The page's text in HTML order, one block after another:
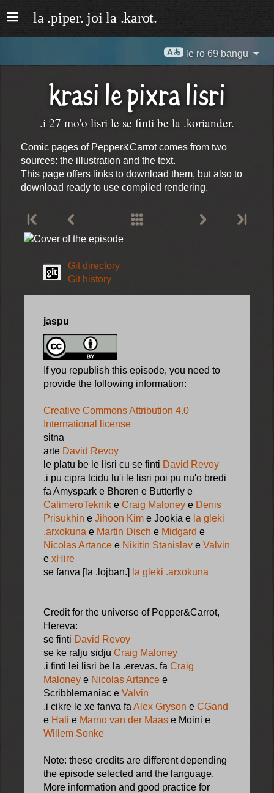
le ro 69 bangu
krasi le pixra lisri
.i 27 mo'o lisri le se finti be la .koriander.
Comic pages of Pepper&Carrot comes from two
sources: the illustration and the text.
This page offers links to download them, but also to
download ready to use compiled rendering.
Git directory
Git history
jaspu
If you republish this episode, you need to
provide the following information:
Creative Commons Attribution 4.0
International license
sitna
arte David Revoy
le platu be le lisri cu se finti David Revoy
.i pu cipra tcidu lu'i le lisri poi pu nu'o bredi
fa Amyspark e Bhoren e Butterfly e
CalimeroTeknike Craig Maloneye Denis
Prisukhin e Jihoon Kime Jookia e la gleki
.arxokuna e Martin Disch e Midgard e
Nicolas Artancee Nikitin Stanislave Valvin
e xHire
se fanva [la .lojban.] la gleki .arxokuna
Credit for the universe of Pepper&Carrot,
Hereva:
se finti David Revoy
se ke ralju sidju Craig Maloney
.i finti lei lisri be la .erevas. fa Craig
Maloneye Nicolas Artancee
Scribblemaniac e Valvin
.i cikre le xe fanva fa Alex Gryson e CGand
e Hali e Marno van der Maase Moini e
Willem Sonke
Note: these credits are different depending
the episode selected and the language.
More information and good practice for